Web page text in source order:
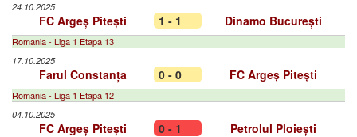
24.10.2025
FC Argeș Pitești 1 - 1 Dinamo București
Romania - Liga 1 Etapa 13
17.10.2025
Farul Constanța 0 - 0 FC Argeș Pitești
Romania - Liga 1 Etapa 12
04.10.2025
FC Argeș Pitești 0 - 1 Petrolul Ploiești